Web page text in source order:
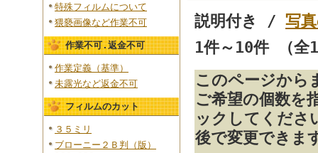
特殊フィルムについて
猥褻画像など作業不可
作業不可.返金不可
作業定義（基準）
未露光など返金不可
フィルムのカット
３５ミリ
ブローニー２Ｂ判（版）
説明付き / 写
1件～10件 （全
このページから
ご希望の個数を
ックしてくださ
後で変更できま